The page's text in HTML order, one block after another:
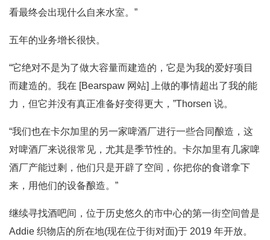
看最终会出现什么自来水室。”
五年的业务增长很快。
“它绝对不是为了做大容量而建造的，它是为我的爱好项目
而建造的。我在 [Bearspaw 网站] 上做的事情超出了我的能
力，但它并没有真正准备好变得更大，”Thorsen 说。
“我们也在卡尔加里的另一家啤酒厂进行一些合同酿造，这
对啤酒厂来说很常见，尤其是季节性的。卡尔加里有几家啤
酒厂产能过剩，他们只是开辟了空间，你把你的食谱拿下
来，用他们的设备酿造。”
继续寻找酒吧间，位于历史悠久的市中心的第一街空间曾是
Addie 织物店的所在地(现在位于街对面)于 2019 年开放。